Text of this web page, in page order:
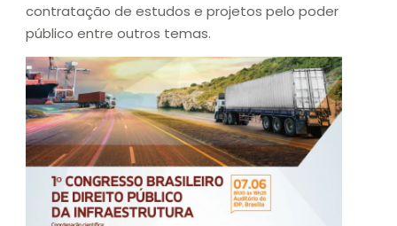
contratação de estudos e projetos pelo poder
público entre outros temas.